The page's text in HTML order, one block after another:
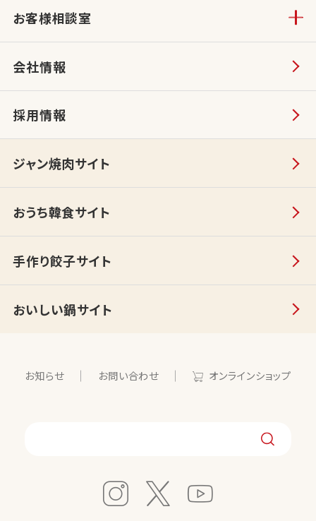
お客様相談室
会社情報
採用情報
ジャン焼肉サイト
おうち韓食サイト
手作り餃子サイト
おいしい鍋サイト
お知らせ お問い合わせ オンラインショップ